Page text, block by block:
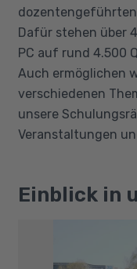
Dafür stehen über
PC auf rund 4.500
Auch ermöglichen
verschiedenen
unsere
Veranstaltungen
Einblick in